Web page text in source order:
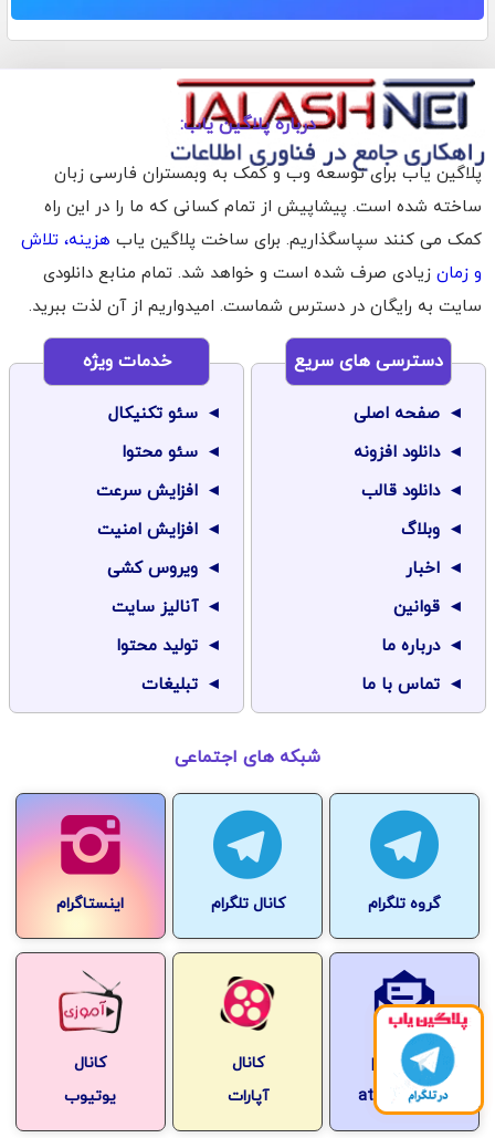
درباره پلاگین یاب:
پلاگین یاب برای توسعه وب و کمک به وبمستران فارسی زبان
ساخته شده است. پیشاپیش از تمام کسانی که ما را در این راه
کمک می کنند سپاسگذاریم. برای ساخت پلاگین یاب هزینه، تلاش
و زمان زیادی صرف شده است و خواهد شد. تمام منابع دانلودی
سایت به رایگان در دسترس شماست. امیدواریم از آن لذت ببرید.
دسترسی های سریع
صفحه اصلی
دانلود افزونه
دانلود قالب
وبلاگ
اخبار
قوانین
درباره ما
تماس با ما
خدمات ویژه
سئو تکنیکال
سئو محتوا
افزایش سرعت
افزایش امنیت
ویروس کشی
آنالیز سایت
تولید محتوا
تبلیغات
شبکه های اجتماعی
گروه تلگرام کانال تلگرام اینستاگرام
pluginyab
at-gmail.com
کانال
آپارات
کانال
یوتیوب